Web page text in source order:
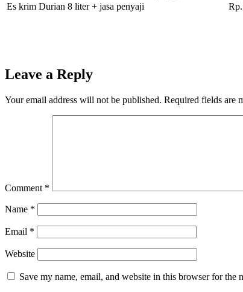
Es krim Durian 8 liter + jasa penyaji
Leave a Reply
Your email address will not be published. Required fields are
Comment *
Name *
Email *
Website
Save my name, email, and website in this browser for the